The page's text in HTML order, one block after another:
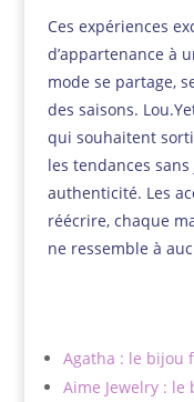
Ces expériences
d’appartenance à
mode se partage,
des saisons.
qui souhaitent
les tendances
authenticité. Les
réécrire, chaque
ne ressemble à
Agatha : le bijou
Aime Jewelry :